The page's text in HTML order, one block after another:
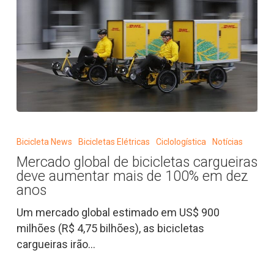
bicicletas
cargueiras
deve
aumentar
mais
de
Bicicleta News Bicicletas Elétricas Ciclologística Notícias
Mercado global de bicicletas cargueiras
deve aumentar mais de 100% em dez
anos
Um mercado global estimado em US$ 900
milhões (R$ 4,75 bilhões), as bicicletas
cargueiras irão…